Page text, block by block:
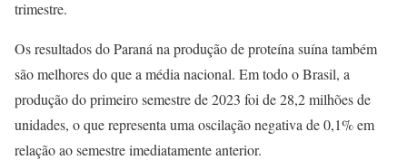
trimestre.
Os resultados do Paraná na produção de proteína suína também
são melhores do que a média nacional. Em todo o Brasil, a
produção do primeiro semestre de 2023 foi de 28,2 milhões de
unidades, o que representa uma oscilação negativa de 0,1% em
relação ao semestre imediatamente anterior.